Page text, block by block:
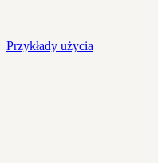
Przykłady użycia